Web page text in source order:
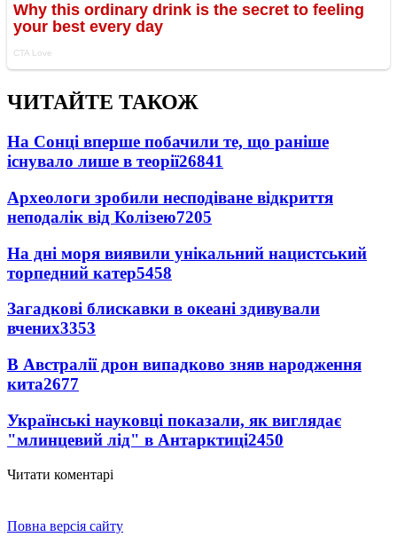
ЧИТАЙТЕ ТАКОЖ
На Сонці вперше побачили те, що раніше
існувало лише в теорії26841
Археологи зробили несподіване відкриття
неподалік від Колізею7205
На дні моря виявили унікальний нацистський
торпедний катер5458
Загадкові блискавки в океані здивували
вчених3353
В Австралії дрон випадково зняв народження
кита2677
Українські науковці показали, як виглядає
"млинцевий лід" в Антарктиці2450
Читати коментарі
Повна версія сайту